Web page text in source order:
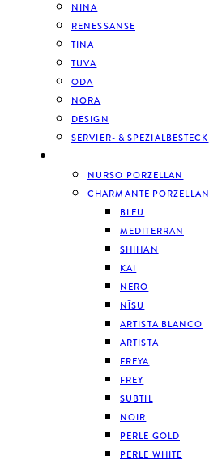
NINA
RENESSANSE
TINA
TUVA
ODA
NORA
DESIGN
SERVIER- & SPEZIALBESTECK
NURSO PORZELLAN
CHARMANTE PORZELLAN
BLEU
MEDITERRAN
SHIHAN
KAI
NERO
NĪSU
ARTISTA BLANCO
ARTISTA
FREYA
FREY
SUBTIL
NOIR
PERLE GOLD
PERLE WHITE